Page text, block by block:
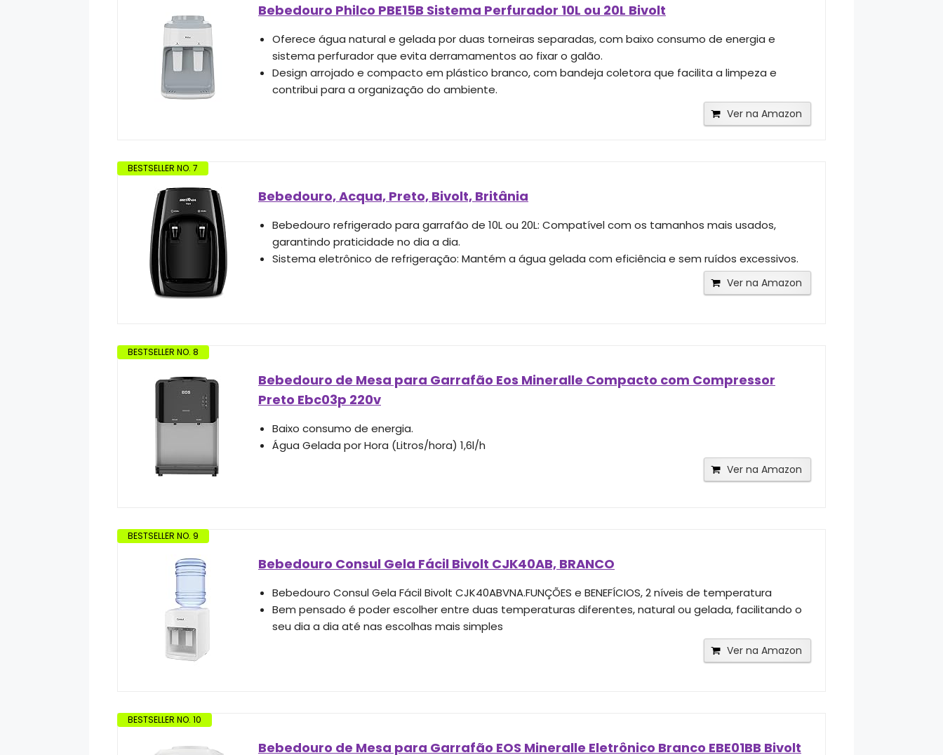
Bebedouro Philco PBE15B Sistema Perfurador 10L ou 20L Bivolt
Oferece água natural e gelada por duas torneiras separadas, com baixo consumo de energia e
sistema perfurador que evita derramamentos ao fixar o galão.
Design arrojado e compacto em plástico branco, com bandeja coletora que facilita a limpeza e
contribui para a organização do ambiente.
Ver na Amazon
BESTSELLER NO. 7
Bebedouro, Acqua, Preto, Bivolt, Britânia
Bebedouro refrigerado para garrafão de 10L ou 20L: Compatível com os tamanhos mais usados,
garantindo praticidade no dia a dia.
Sistema eletrônico de refrigeração: Mantém a água gelada com eficiência e sem ruídos excessivos.
Ver na Amazon
BESTSELLER NO. 8
Bebedouro de Mesa para Garrafão Eos Mineralle Compacto com Compressor
Preto Ebc03p 220v
Baixo consumo de energia.
Água Gelada por Hora (Litros/hora) 1,6l/h
Ver na Amazon
BESTSELLER NO. 9
Bebedouro Consul Gela Fácil Bivolt CJK40AB, BRANCO
Bebedouro Consul Gela Fácil Bivolt CJK40ABVNA.FUNÇÕES e BENEFÍCIOS, 2 níveis de temperatura
Bem pensado é poder escolher entre duas temperaturas diferentes, natural ou gelada, facilitando o
seu dia a dia até nas escolhas mais simples
Ver na Amazon
BESTSELLER NO. 10
Bebedouro de Mesa para Garrafão EOS Mineralle Eletrônico Branco EBE01BB Bivolt